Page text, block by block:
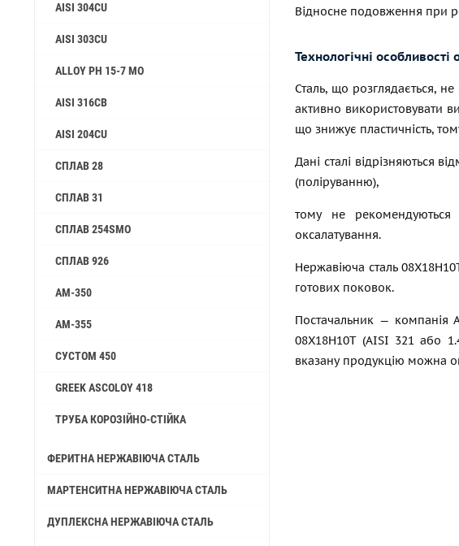
AISI 304CU
AISI 303CU
ALLOY PH 15-7 MO
AISI 316CB
AISI 204CU
СПЛАВ 28
СПЛАВ 31
СПЛАВ 254SMO
СПЛАВ 926
AM-350
AM-355
СУСТОМ 450
GREEK ASCOLOY 418
ТРУБА КОРОЗІЙНО-СТІЙКА
ФЕРИТНА НЕРЖАВІЮЧА СТАЛЬ
МАРТЕНСИТНА НЕРЖАВІЮЧА СТАЛЬ
ДУПЛЕКСНА НЕРЖАВІЮЧА СТАЛЬ
Відносне подовження при
Технологічні
Сталь, що розглядається,
активно використовувати
що знижує пластичність,
Дані сталі відрізняються
(поліруванню),
тому не рекомендуються
оксалатування.
Нержавіюча сталь
готових поковок.
Постачальник — компанія
08Х18Н10Т (AISI 321 або
вказану продукцію можна